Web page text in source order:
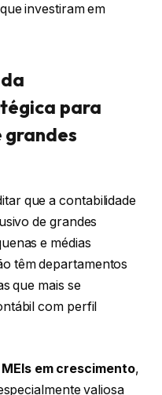
investiram em
para
grandes
que a contabilidade
de grandes
e médias
têm departamentos
que mais se
com perfil
em crescimento,
valiosa